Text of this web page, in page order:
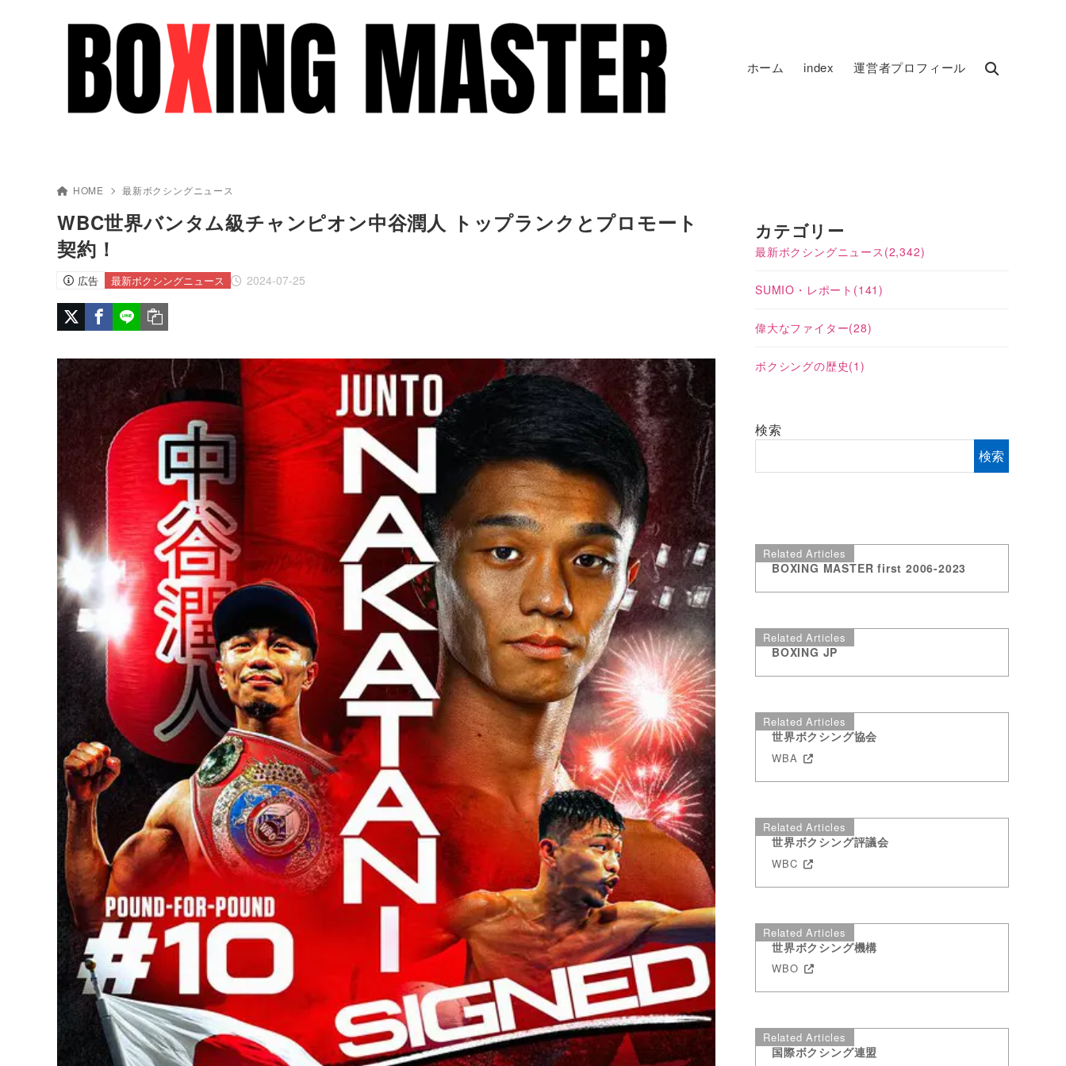
ホーム index 運営者プロフィール
HOME 最新ボクシングニュース
WBC世界バンタム級チャンピオン中谷潤人 トップランクとプロモート
契約！
広告 2024-07-25
最新ボクシングニュース
カテゴリー
最新ボクシングニュース (2,342)
SUMIO・レポート (141)
偉大なファイター(28)
ボクシングの歴史(1)
検索
検索
Related Articles
BOXING MASTER first 2006-2023
Related Articles
BOXING JP
Related Articles
世界ボクシング協会
WBA
Related Articles
世界ボクシング評議会
WBC
Related Articles
世界ボクシング機構
WBO
Related Articles
国際ボクシング連盟